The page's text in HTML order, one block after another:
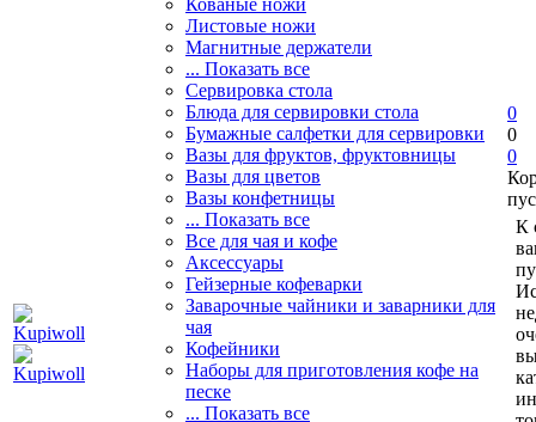
Кованые ножи
Листовые ножи
Магнитные держатели
... Показать все
Сервировка стола
Блюда для сервировки стола
Бумажные салфетки для сервировки
Вазы для фруктов, фруктовницы
Вазы для цветов
Вазы конфетницы
... Показать все
Все для чая и кофе
Аксессуары
Гейзерные кофеварки
Заварочные чайники и заварники для
чая
Кофейники
Наборы для приготовления кофе на
песке
... Показать все
0
0
0
К